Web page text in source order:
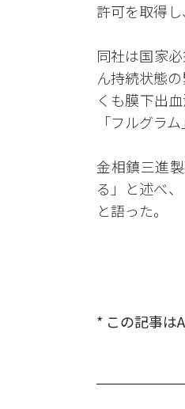
許可を取得
同社は国家
ん持続状態
くも膜下出
「フルグラ
金相鎮三進
る」と述べ
と語った。
* この記事は